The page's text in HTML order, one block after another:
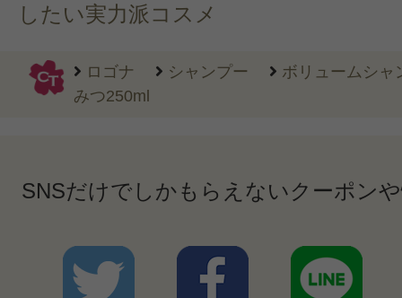
したい実力派コスメ
ロゴナ シャンプー
ボリュームシャ
みつ250ml
SNSだけでしかもらえないクーポン